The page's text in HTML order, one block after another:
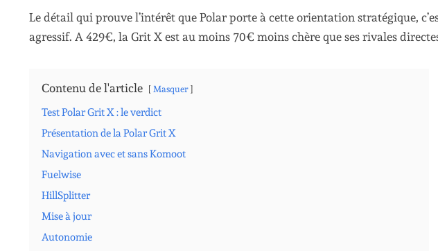
Le détail qui prouve l’intérêt que Polar porte à cette orientation stratégique,
agressif. A 429€, la Grit X est au moins 70€ moins chère que ses rivales
Contenu de l'article Masquer
Test Polar Grit X : le verdict
Présentation de la Polar Grit X
Navigation avec et sans Komoot
Fuelwise
HillSplitter
Mise à jour
Autonomie